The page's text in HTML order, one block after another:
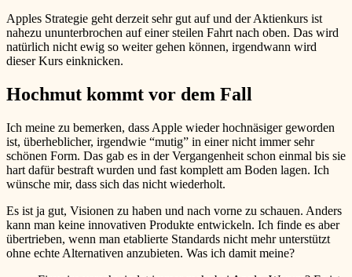
Apples Strategie geht derzeit sehr gut auf und der Aktienkurs ist
nahezu ununterbrochen auf einer steilen Fahrt nach oben. Das wird
natürlich nicht ewig so weiter gehen können, irgendwann wird
dieser Kurs einknicken.
Hochmut kommt vor dem Fall
Ich meine zu bemerken, dass Apple wieder hochnäsiger geworden
ist, überheblicher, irgendwie “mutig” in einer nicht immer sehr
schönen Form. Das gab es in der Vergangenheit schon einmal bis sie
hart dafür bestraft wurden und fast komplett am Boden lagen. Ich
wünsche mir, dass sich das nicht wiederholt.
Es ist ja gut, Visionen zu haben und nach vorne zu schauen. Anders
kann man keine innovativen Produkte entwickeln. Ich finde es aber
übertrieben, wenn man etablierte Standards nicht mehr unterstützt
ohne echte Alternativen anzubieten. Was ich damit meine?